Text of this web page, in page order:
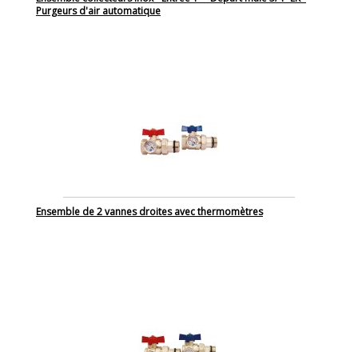
Purgeurs d'air automatique
Ensemble de 2 vannes droites avec thermomètres